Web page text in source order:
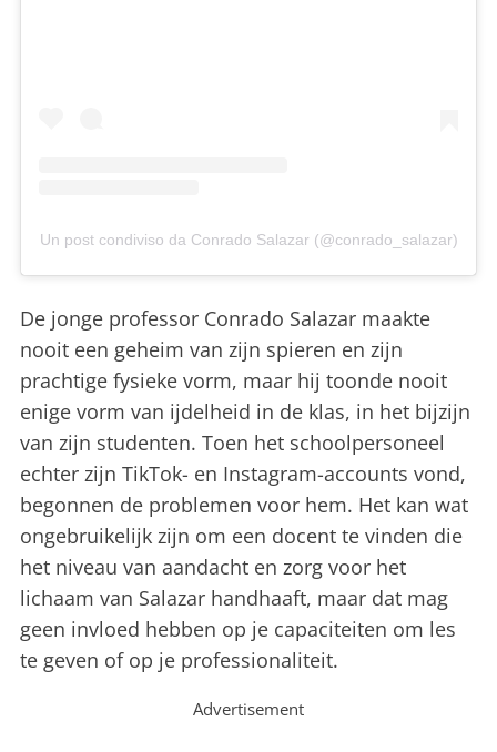
Un post condiviso da Conrado Salazar (@conrado_salazar)
De jonge professor Conrado Salazar maakte
nooit een geheim van zijn spieren en zijn
prachtige fysieke vorm, maar hij toonde nooit
enige vorm van ijdelheid in de klas, in het bijzijn
van zijn studenten. Toen het schoolpersoneel
echter zijn TikTok- en Instagram-accounts vond,
begonnen de problemen voor hem. Het kan wat
ongebruikelijk zijn om een ​​docent te vinden die
het niveau van aandacht en zorg voor het
lichaam van Salazar handhaaft, maar dat mag
geen invloed hebben op je capaciteiten om les
te geven of op je professionaliteit.
Advertisement